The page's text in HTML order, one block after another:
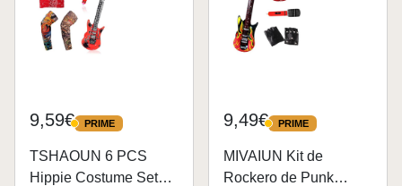
9,59€ PRIME
PRIME
TSHAOUN 6 PCS
Hippie Costume Set
9,49€ PRIME
PRIME
MIVAIUN Kit de
Rockero de Punk